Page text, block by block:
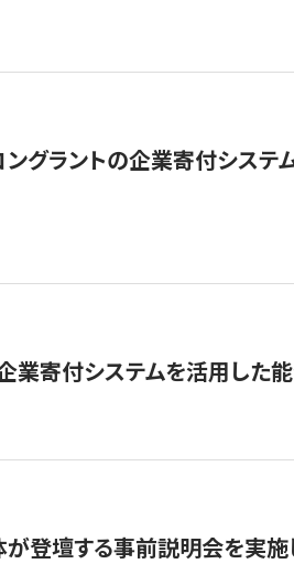
ングラントの企業寄付シス
業寄付システムを活用し
登壇する事前説明会を実施